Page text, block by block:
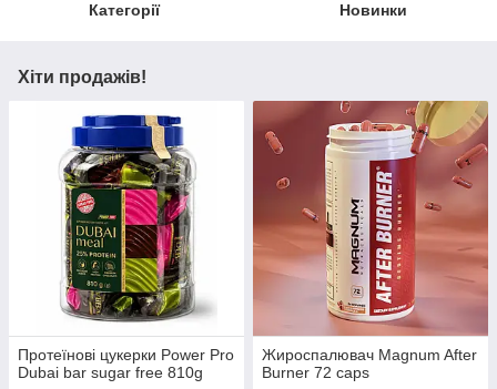
Категорії Новинки
Хіти продажів!
Протеїнові цукерки Power Pro
Dubai bar sugar free 810g
Жироспалювач Magnum After
Burner 72 caps